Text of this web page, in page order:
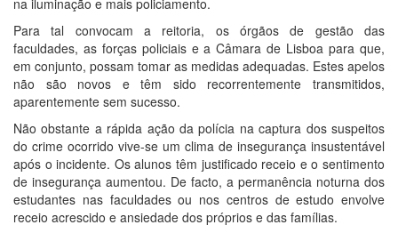
Para tal convocam a reitoria, os órgãos de gestão das
faculdades, as forças policiais e a Câmara de Lisboa para que,
em conjunto, possam tomar as medidas adequadas. Estes apelos
não são novos e têm sido recorrentemente transmitidos,
aparentemente sem sucesso.
Não obstante a rápida ação da polícia na captura dos suspeitos
do crime ocorrido vive-se um clima de insegurança insustentável
após o incidente. Os alunos têm justificado receio e o sentimento
de insegurança aumentou. De facto, a permanência noturna dos
estudantes nas faculdades ou nos centros de estudo envolve
receio acrescido e ansiedade dos próprios e das famílias.